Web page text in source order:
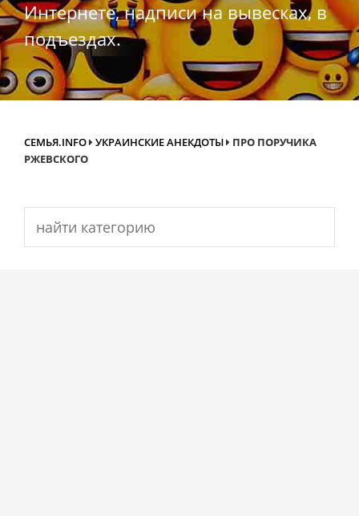
Интернете, надписи на вывесках, в
подъездах.
СЕМЬЯ.INFO УКРАИНСКИЕ АНЕКДОТЫ
ПРО ПОРУЧИКА
РЖЕВСКОГО
Search